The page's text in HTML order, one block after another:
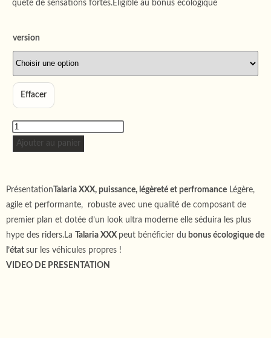
quête de sensations fortes.Eligible au bonus écologique
version
Effacer
Ajouter au panier
PrésentationTalaria XXX, puissance, légèreté et perfromance Légère,
agile et performante, robuste avec une qualité de composant de
premier plan et dotée d’un look ultra moderne elle séduira les plus
hype des riders.La Talaria XXX peut bénéficier du bonus écologique de
l’état sur les véhicules propres !
VIDEO DE PRESENTATION